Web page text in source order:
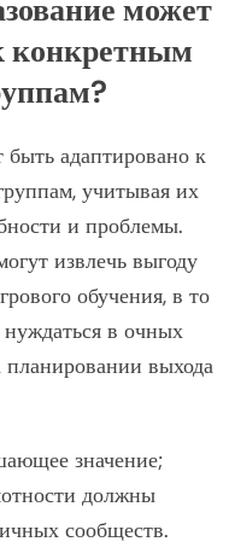
может
конкретным
адаптировано к
и проблемы.
извлечь выгоду
обучения, в то